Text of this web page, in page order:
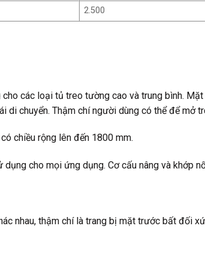
2.500
các loại tủ treo tường cao và trung bình.
chuyển. Thậm chí người dùng có thể để mở
chiều rộng lên đến 1800 mm.
dụng cho mọi ứng dụng. Cơ cấu nâng và khớp
nhau, thậm chí là trang bị mặt trước bất đối